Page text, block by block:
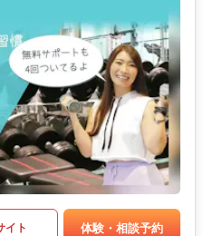
イト 体験・相談予約